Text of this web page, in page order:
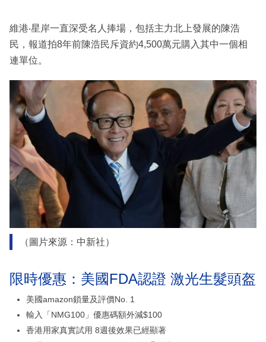
維港‧星岸一直深受名人捧場，包括主力北上發展的陳浩
民，報道拍8年前陳浩民斥資約4,500萬元購入其中一個相
連單位。
（圖片來源：中新社）
限時優惠：美國FDA認證 激光生髮頭盔
美國amazon鎖量及評價No. 1
輸入「NMG100」優惠碼額外減$100
香港用家真實試用 8週後效果已經顯著